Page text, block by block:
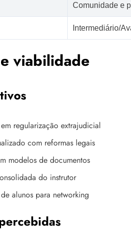
Comunidade e
Intermediário/
viabilidade
regularização extrajudicial
com reformas legais
modelos de documentos
do instrutor
alunos para networking